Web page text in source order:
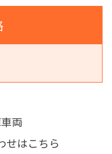
両
せはこちら